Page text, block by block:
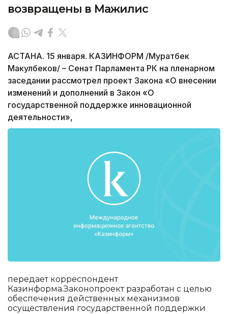
возвращены в Мажилис
АСТАНА. 15 января. КАЗИНФОРМ /Муратбек
Макулбеков/ – Сенат Парламента РК на пленарном
заседании рассмотрел проект Закона «О внесении
изменений и дополнений в Закон «О
государственной поддержке инновационной
деятельности»,
передает корреспондент
Казинформа.Законопроект разработан с целью
обеспечения действенных механизмов
осуществления государственной поддержки